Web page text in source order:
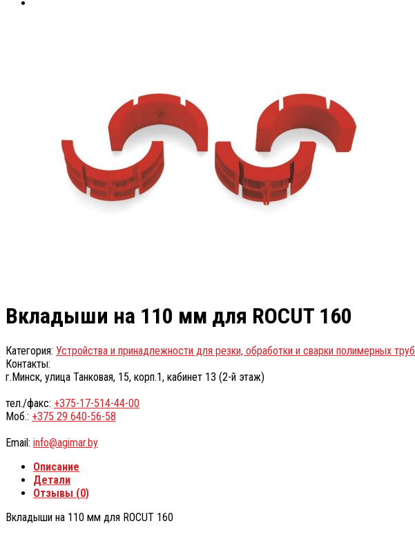
Вкладыши на 110 мм для ROCUT 160
Категория: Устройства и принадлежности для резки, обработки и сварки полимерных труб
Контакты:
г.Минск, улица Танковая, 15, корп.1, кабинет 13 (2-й этаж)
тел./факс: +375-17-514-44-00
Моб.: +375 29 640-56-58
Email: info@agimar.by
Описание
Детали
Отзывы (0)
Вкладыши на 110 мм для ROCUT 160